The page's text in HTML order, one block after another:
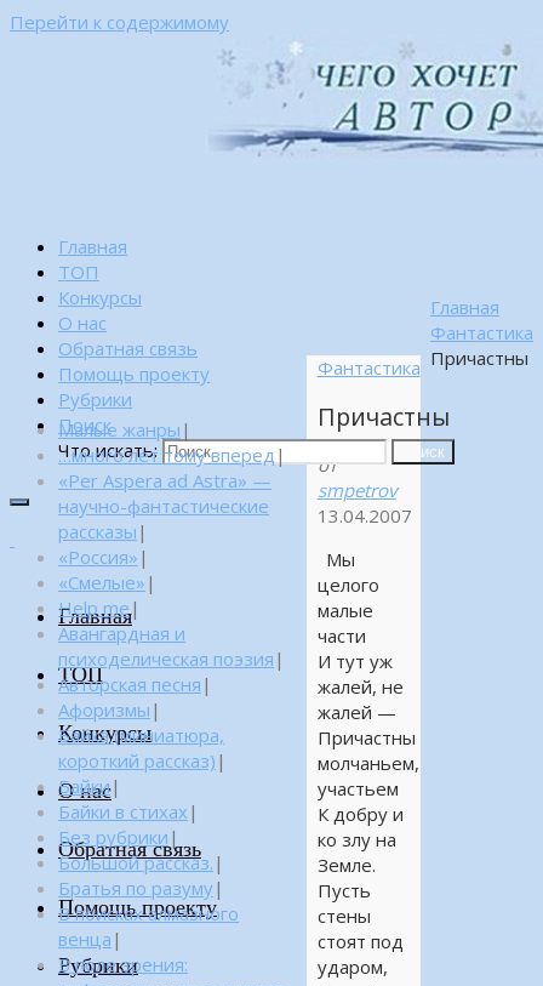
Перейти к содержимому
Главная
ТОП
Конкурсы
О нас
Обратная связь
Помощь проекту
Рубрики
Поиск
Что искать:
Поиск
Главная
ТОП
Конкурсы
О нас
Обратная связь
Помощь проекту
Рубрики
Главная
Фантастика
Причастны
Фантастика
Причастны
от
smpetrov
13.04.2007
Мы
целого
малые
части
И тут уж
жалей, не
жалей —
Причастны
молчаньем,
участьем
К добру и
ко злу на
Земле.
Пусть
стены
стоят под
ударом,
Малые жанры |
…много лет тому вперед |
«Per Aspera ad Astra» —
научно-фантастические
рассказы |
«Россия» |
«Смелые» |
Help me|
Авангардная и
психоделическая поэзия |
Авторская песня |
Афоризмы |
Байка (миниатюра,
короткий рассказ) |
Байки|
Байки в стихах |
Без рубрики |
Большой рассказ. |
Братья по разуму|
В поисках алмазного
венца |
В поле зрения: